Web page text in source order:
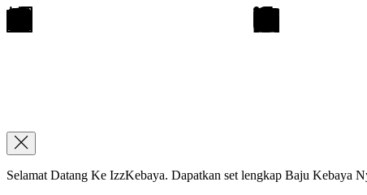
Selamat Datang Ke IzzKebaya. Dapatkan set lengkap Baju Kebaya